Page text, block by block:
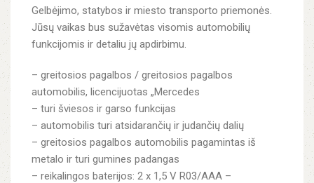
Gelbėjimo, statybos ir miesto transporto priemonės.
Jūsų vaikas bus sužavėtas visomis automobilių
funkcijomis ir detaliu jų apdirbimu.
– greitosios pagalbos / greitosios pagalbos
automobilis, licencijuotas „Mercedes
– turi šviesos ir garso funkcijas
– automobilis turi atsidarančių ir judančių dalių
– greitosios pagalbos automobilis pagamintas iš
metalo ir turi gumines padangas
– reikalingos baterijos: 2 x 1,5 V R03/AAA –